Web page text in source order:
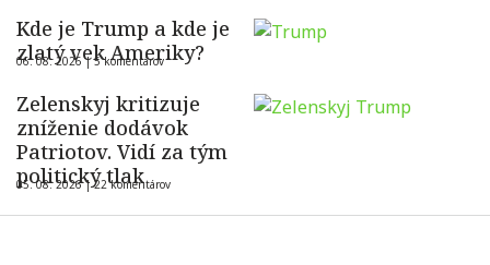
Kde je Trump a kde je
zlatý vek Ameriky?
06. 08. 2026 |5 komentárov
Zelenskyj kritizuje
zníženie dodávok
Patriotov. Vidí za tým
politický tlak
05. 08. 2026 |22 komentárov